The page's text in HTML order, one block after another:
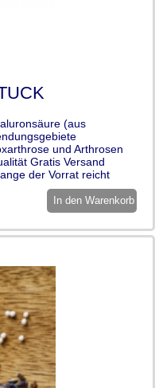
(aus
und Arthrosen
Gratis Versand
der Vorrat reicht
In den Warenkorb